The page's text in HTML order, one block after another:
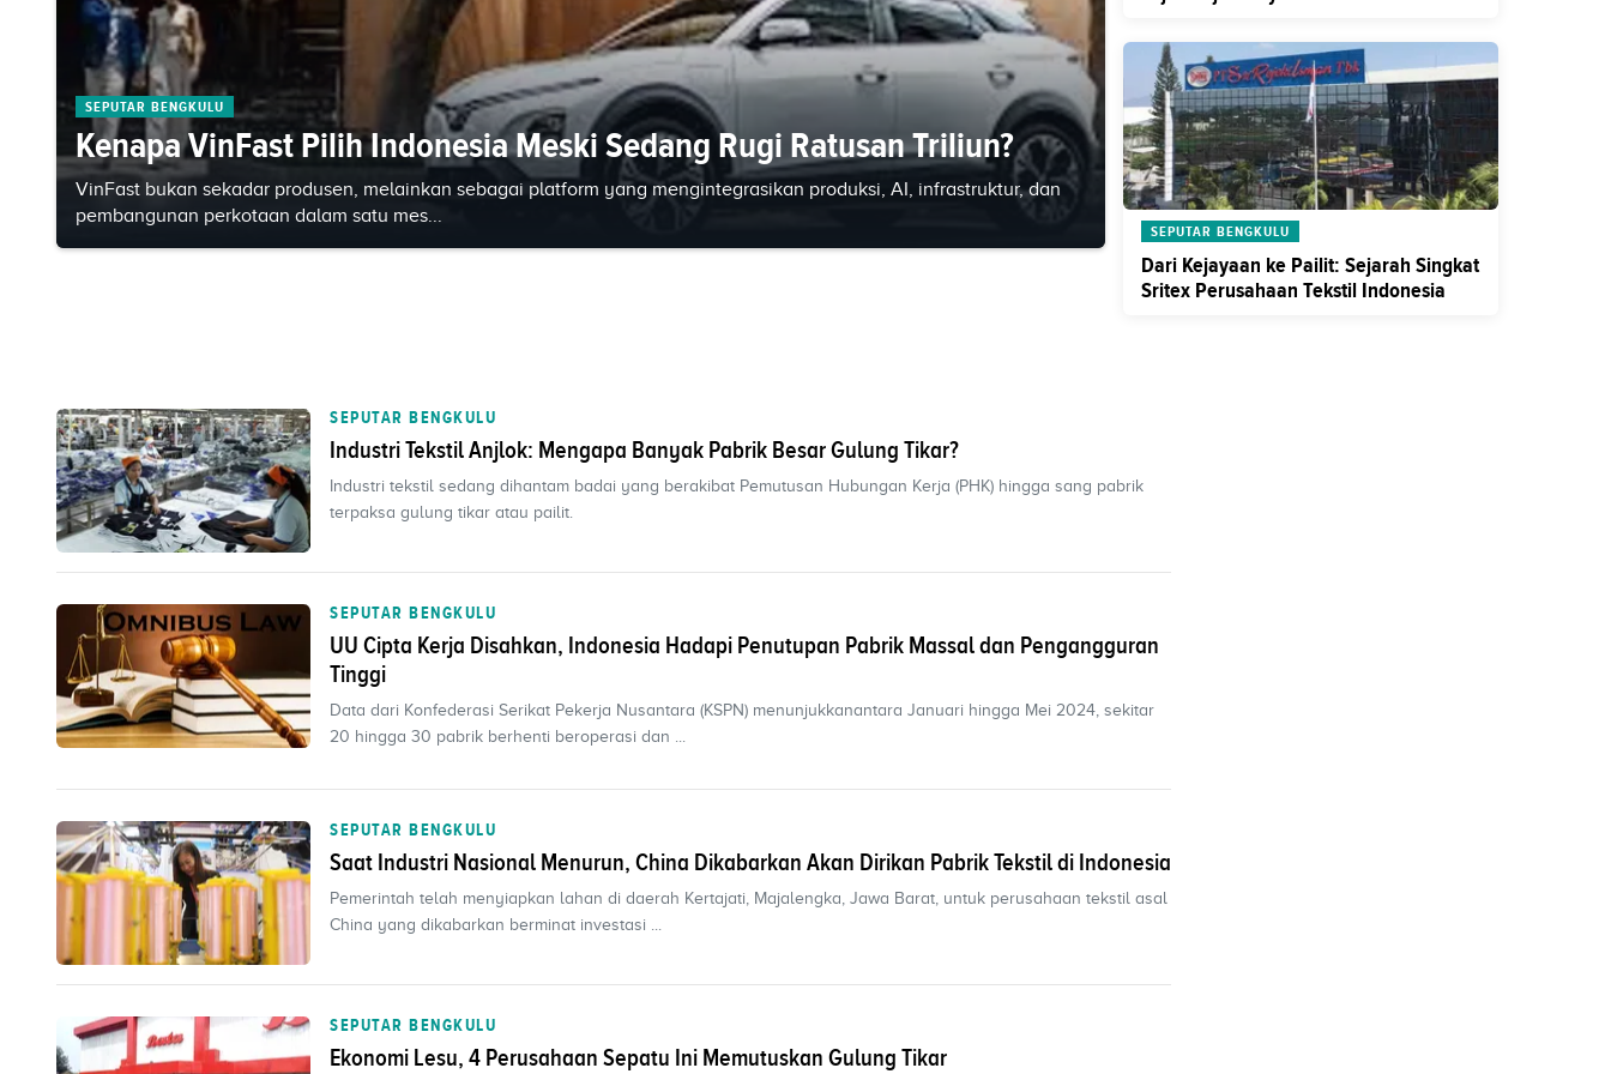
SEPUTAR BENGKULU
Kenapa VinFast Pilih Indonesia Meski Sedang Rugi Ratusan Triliun?
VinFast bukan sekadar produsen, melainkan sebagai platform yang mengintegrasikan produksi, AI, infrastruktur, dan
pembangunan perkotaan dalam satu mes...
SEPUTAR BENGKULU
Dari Kejayaan ke Pailit: Sejarah Singkat
Sritex Perusahaan Tekstil Indonesia
SEPUTAR BENGKULU
Industri Tekstil Anjlok: Mengapa Banyak Pabrik Besar Gulung Tikar?
Industri tekstil sedang dihantam badai yang berakibat Pemutusan Hubungan Kerja (PHK) hingga sang pabrik
terpaksa gulung tikar atau pailit.
SEPUTAR BENGKULU
UU Cipta Kerja Disahkan, Indonesia Hadapi Penutupan Pabrik Massal dan Pengangguran
Tinggi
Data dari Konfederasi Serikat Pekerja Nusantara (KSPN) menunjukkanantara Januari hingga Mei 2024, sekitar
20 hingga 30 pabrik berhenti beroperasi dan ...
SEPUTAR BENGKULU
Saat Industri Nasional Menurun, China Dikabarkan Akan Dirikan Pabrik Tekstil di Indonesia
Pemerintah telah menyiapkan lahan di daerah Kertajati, Majalengka, Jawa Barat, untuk perusahaan tekstil asal
China yang dikabarkan berminat investasi ...
SEPUTAR BENGKULU
Ekonomi Lesu, 4 Perusahaan Sepatu Ini Memutuskan Gulung Tikar